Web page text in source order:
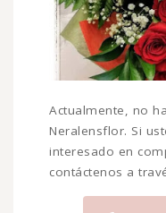
Actualmente, no
Neralensflor. Si
interesado en
contáctenos a